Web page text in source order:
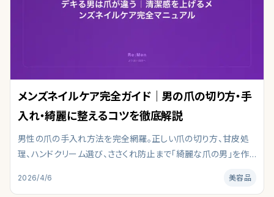
メンズネイルケア完全ガイド｜男の爪の切り方・手
入れ・綺麗に整えるコツを徹底解説
男性の爪の手入れ方法を完全網羅。正しい爪の切り方、甘皮処
理、ハンドクリーム選び、ささくれ防止まで「綺麗な爪の男」を作
の作り方を、皮膚科学の知見をもとに編集部がまとめました。
2026/4/6 美容品